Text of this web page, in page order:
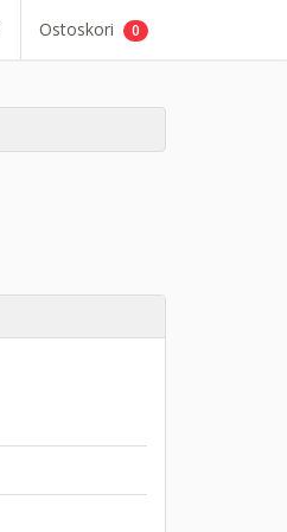
Ostoskori 0